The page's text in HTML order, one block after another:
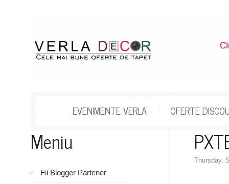
EVENIMENTE VERLA OFERTE
Thursday,
Meniu
Fii Blogger Partener